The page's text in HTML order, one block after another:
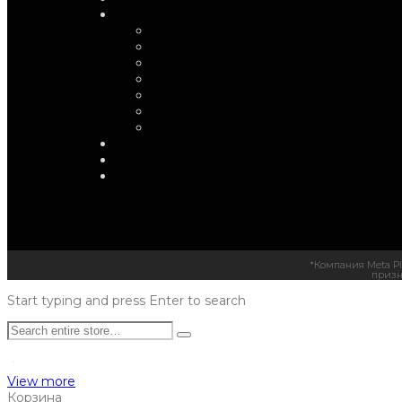
*Компания Meta
Start typing and press Enter to search
View more
Корзина